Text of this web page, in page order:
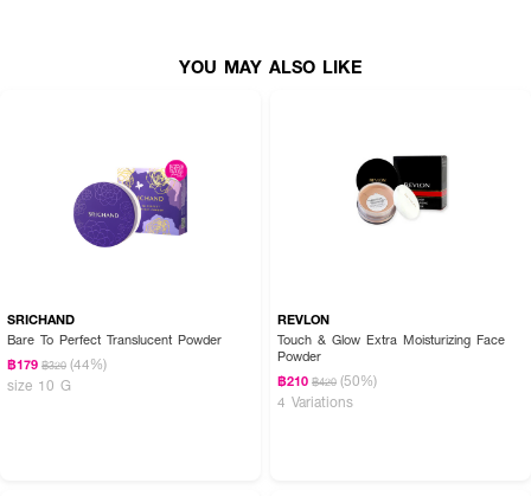
YOU MAY ALSO LIKE
SRICHAND
Bare To Perfect Translucent Powder
฿179 ฿320 (44%)
size 10 G
REVLON
Touch & Glow Extra Moisturizing Face
Powder
฿210 ฿420 (50%)
4 Variations